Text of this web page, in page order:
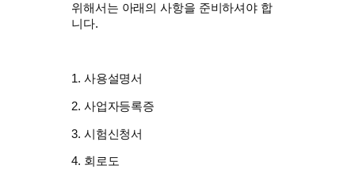
위해서는 아래의 사항을 준비하셔야 합
니다.
1. 사용설명서
​2. 사업자등록증
3. 시험신청서
4. 회로도